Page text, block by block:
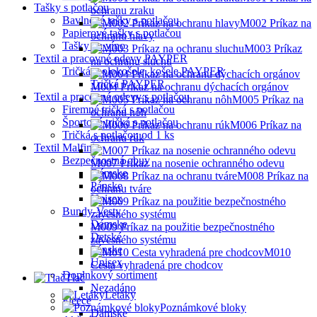
Tašky s potlačou
Bavlnené tašky s potlačou
Papierové tašky s potlačou
Tašky na víno
Textil a pracovné odevy PAYPER
Tričká, polokošele, košele PAYPER
Tričká PAYPER
Textil a pracovné odevy s potlačou
Firemné tričká s potlačou
Športové tričká s potlačou
Tričká s potlačou od 1 ks
Textil Malfini
Bezpečnostná obuv
Dámske
Pánske
Unisex
Bundy-Vesty
Dámske
Detské
Pánske
Unisex
Doplnkový sortiment
Nezadáno
Fleece
Dámske
ochranu zraku
M002 Príkaz na
ochranu hlavy
M003 Príkaz
na ochranu sluchu
M004 Príkaz na ochranu dýchacích orgánov
M005 Príkaz na
ochranu nôh
M006 Príkaz na
ochranu rúk
M007 Príkaz na nosenie ochranného odevu
M008 Príkaz na
ochranu tváre
M009 Príkaz na použitie bezpečnostného
závesného systému
M010
Cesta vyhradená pre chodcov
Tlač
Letáky
Poznámkové bloky